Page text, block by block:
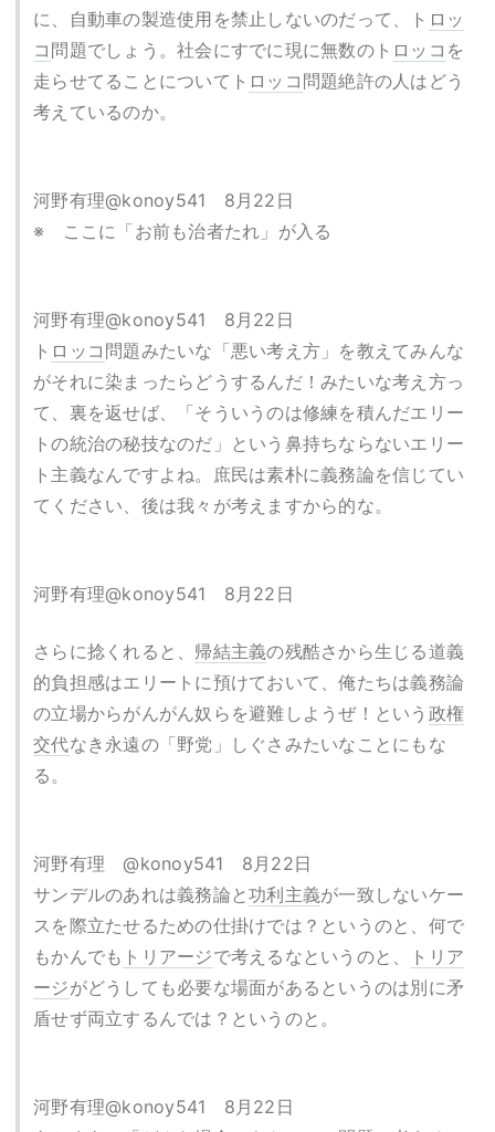
に、自動車の製造使用を禁止しないのだって、ト ロッ
コ 問題でしょう。社会にすでに現に無数のト ロッコ を
走らせてることについてト ロッコ 問題絶許の人はどう
考えているのか。
河野有理@konoy541 8月22日
※ ここに「お前も治者たれ」が入る
河野有理@konoy541 8月22日
ト ロッコ 問題みたいな「悪い考え方」を教えてみんな
がそれに染まったらどうするんだ！みたいな考え方っ
て、裏を返せば、「そういうのは修練を積んだエリー
トの統治の秘技なのだ」という鼻持ちならないエリー
ト主義なんですよね。庶民は素朴に義務論を信じてい
てください、後は我々が考えますから的な。
河野有理@konoy541 8月22日
さらに捻くれると、 帰結主義の残酷さから生じる道義
的負担感はエリートに預けておいて、俺たちは義務論
の立場からがんがん奴らを避難しようぜ！という 政権
交代なき永遠の「野党」しぐさみたいなことにもな
る。
河野有理 @konoy541 8月22日
サンデルのあれは義務論と功利主義が一致しないケー
スを際立たせるための仕掛けでは？というのと、何で
もかんでも トリアージで考えるなというのと、
トリア
ージがどうしても必要な場面があるというのは別に矛
盾せず両立するんでは？というのと。
河野有理@konoy541 8月22日